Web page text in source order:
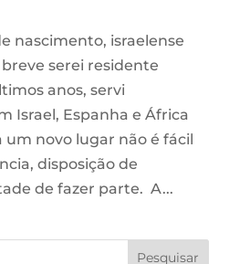
nascimento, israelense
serei residente
anos, servi
Israel, Espanha e África
um novo lugar não é fácil
disposição de
de fazer parte. A...